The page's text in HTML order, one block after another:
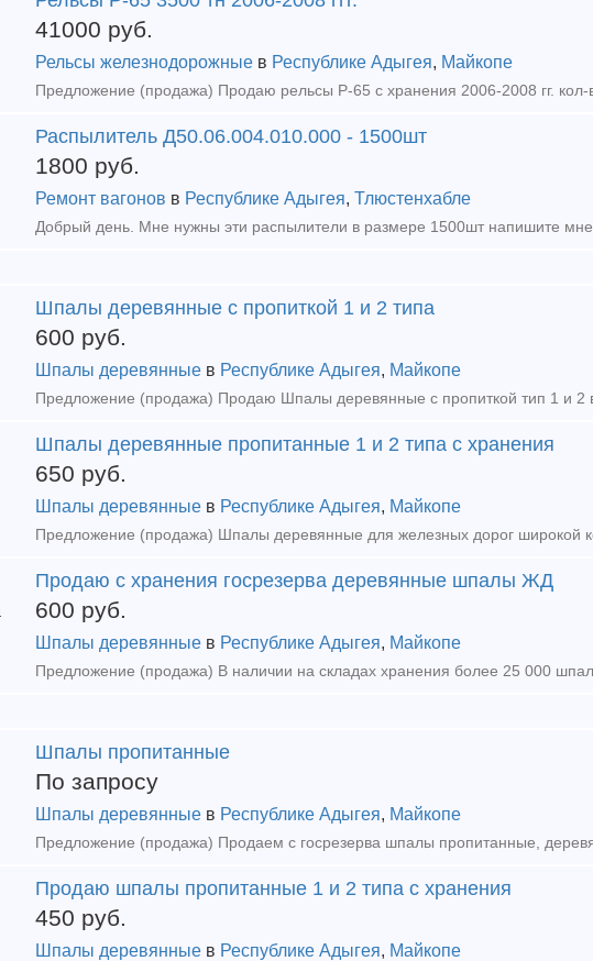
41000 руб.
Рельсы железнодорожные в Республике Адыгея, Майкопе
Распылитель Д50.06.004.010.000 - 1500шт
1800 руб.
Ремонт вагонов в Республике Адыгея, Тлюстенхабле
Шпалы деревянные с пропиткой 1 и 2 типа
600 руб.
Шпалы деревянные в Республике Адыгея, Майкопе
Шпалы деревянные пропитанные 1 и 2 типа с хранения
650 руб.
Шпалы деревянные в Республике Адыгея, Майкопе
Продаю с хранения госрезерва деревянные шпалы ЖД
600 руб.
Шпалы деревянные в Республике Адыгея, Майкопе
Шпалы пропитанные
По запросу
Шпалы деревянные в Республике Адыгея, Майкопе
Продаю шпалы пропитанные 1 и 2 типа с хранения
450 руб.
Шпалы деревянные в Республике Адыгея, Майкопе